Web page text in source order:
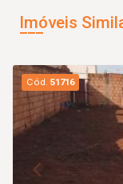
Imóveis
Cód.51716